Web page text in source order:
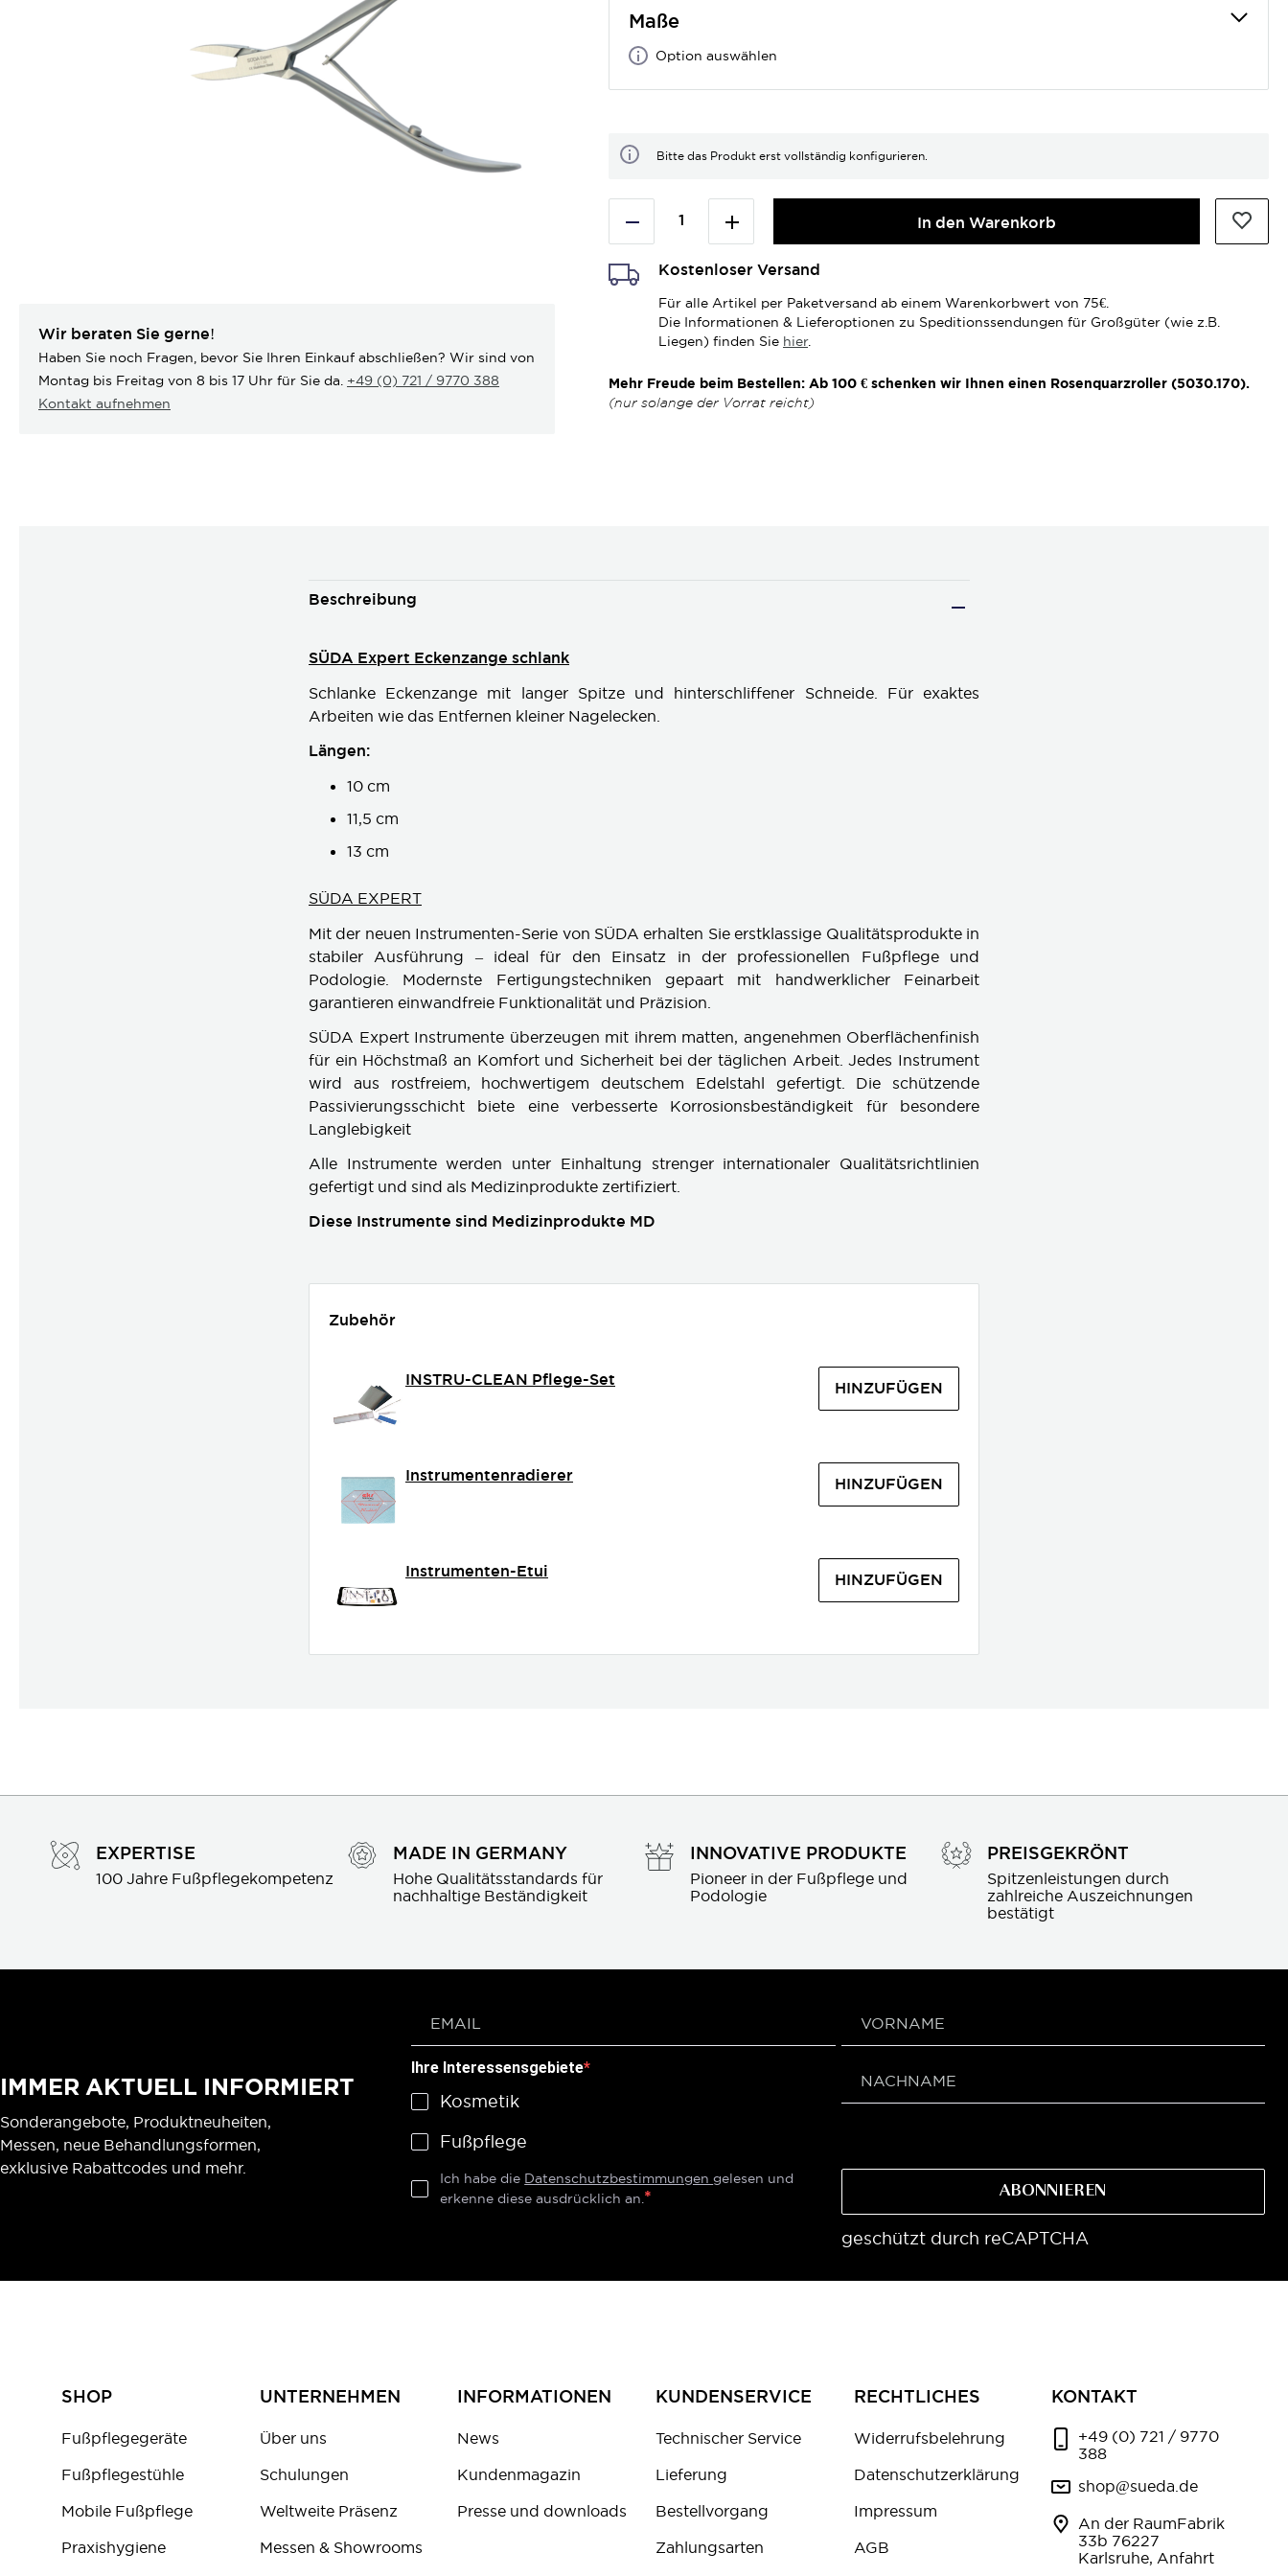
Wir beraten Sie gerne!
Haben Sie noch Fragen, bevor Sie Ihren Einkauf abschließen? Wir sind von
Montag bis Freitag von 8 bis 17 Uhr für Sie da. +49 (0) 721 / 9770 388
Kontakt aufnehmen
Maße
Option auswählen
Bitte das Produkt erst vollständig konfigurieren.
In den Warenkorb
Kostenloser Versand
Für alle Artikel per Paketversand ab einem Warenkorbwert von 75€.
Die Informationen & Lieferoptionen zu Speditionssendungen für Großgüter (wie z.B.
Liegen) finden Sie hier.
Mehr Freude beim Bestellen: Ab 100 € schenken wir Ihnen einen Rosenquarzroller (5030.170).
(nur solange der Vorrat reicht)
Beschreibung
SÜDA Expert Eckenzange schlank
Schlanke Eckenzange mit langer Spitze und hinterschliffener Schneide. Für exaktes
Arbeiten wie das Entfernen kleiner Nagelecken.
Längen:
10 cm
11,5 cm
13 cm
SÜDA EXPERT
Mit der neuen Instrumenten-Serie von SÜDA erhalten Sie erstklassige Qualitätsprodukte in
stabiler Ausführung – ideal für den Einsatz in der professionellen Fußpflege und
Podologie. Modernste Fertigungstechniken gepaart mit handwerklicher Feinarbeit
garantieren einwandfreie Funktionalität und Präzision.
SÜDA Expert Instrumente überzeugen mit ihrem matten, angenehmen Oberflächenfinish
für ein Höchstmaß an Komfort und Sicherheit bei der täglichen Arbeit. Jedes Instrument
wird aus rostfreiem, hochwertigem deutschem Edelstahl gefertigt. Die schützende
Passivierungsschicht biete eine verbesserte Korrosionsbeständigkeit für besondere
Langlebigkeit
Alle Instrumente werden unter Einhaltung strenger internationaler Qualitätsrichtlinien
gefertigt und sind als Medizinprodukte zertifiziert.
Diese Instrumente sind Medizinprodukte MD
Zubehör
INSTRU-CLEAN Pflege-Set HINZUFÜGEN
Instrumentenradierer HINZUFÜGEN
Instrumenten-Etui HINZUFÜGEN
EXPERTISE
100 Jahre Fußpflegekompetenz
MADE IN GERMANY
Hohe Qualitätsstandards für
nachhaltige Beständigkeit
INNOVATIVE PRODUKTE
Pioneer in der Fußpflege und
Podologie
PREISGEKRÖNT
Spitzenleistungen durch
zahlreiche Auszeichnungen
bestätigt
IMMER AKTUELL INFORMIERT
Sonderangebote, Produktneuheiten,
Messen, neue Behandlungsformen,
exklusive Rabattcodes und mehr.
Ihre Interessensgebiete
Kosmetik
Fußpflege
Ich habe die Datenschutzbestimmungengelesen und
erkenne diese ausdrücklich an.
ABONNIEREN
geschützt durch reCAPTCHA
SHOP
Fußpflegegeräte
Fußpflegestühle
Mobile Fußpflege
Praxishygiene
UNTERNEHMEN
Über uns
Schulungen
Weltweite Präsenz
Messen & Showrooms
INFORMATIONEN
News
Kundenmagazin
Presse und downloads
KUNDENSERVICE
Technischer Service
Lieferung
Bestellvorgang
Zahlungsarten
RECHTLICHES
Widerrufsbelehrung
Datenschutzerklärung
Impressum
AGB
KONTAKT
+49 (0) 721 / 9770
388
shop@sueda.de
An der RaumFabrik
33b 76227
Karlsruhe, Anfahrt